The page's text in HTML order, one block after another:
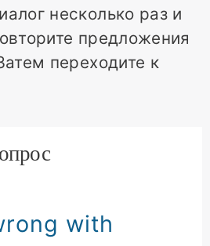
несколько раз и
предложения
переходите к
with